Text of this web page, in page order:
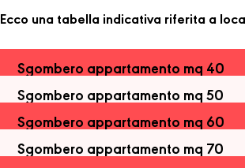
Ecco una tabella indicativa riferita a
Sgombero appartamento mq 40
Sgombero appartamento mq 50
Sgombero appartamento mq 60
Sgombero appartamento mq 70